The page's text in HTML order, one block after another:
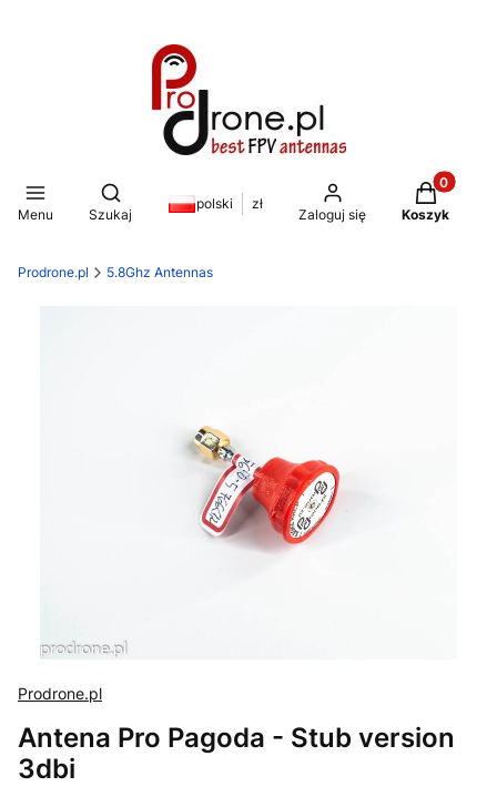
Menu
Otwórz wyszukiwarkę
Szukaj
polski zł
Zaloguj się
Produkty
Koszyk
Prodrone.pl 5.8Ghz Antennas
Prodrone.pl
Antena Pro Pagoda - Stub version
3dbi